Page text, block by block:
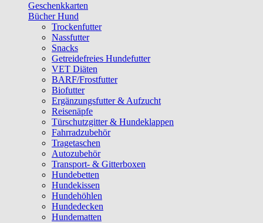
Geschenkkarten
Bücher Hund
Trockenfutter
Nassfutter
Snacks
Getreidefreies Hundefutter
VET Diäten
BARF/Frostfutter
Biofutter
Ergänzungsfutter & Aufzucht
Reisenäpfe
Türschutzgitter & Hundeklappen
Fahrradzubehör
Tragetaschen
Autozubehör
Transport- & Gitterboxen
Hundebetten
Hundekissen
Hundehöhlen
Hundedecken
Hundematten